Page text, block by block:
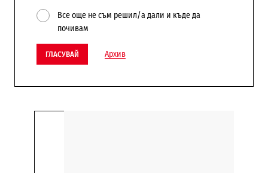
Все още не съм решил/а дали и къде да
почивам
ГЛАСУВАЙ Архив